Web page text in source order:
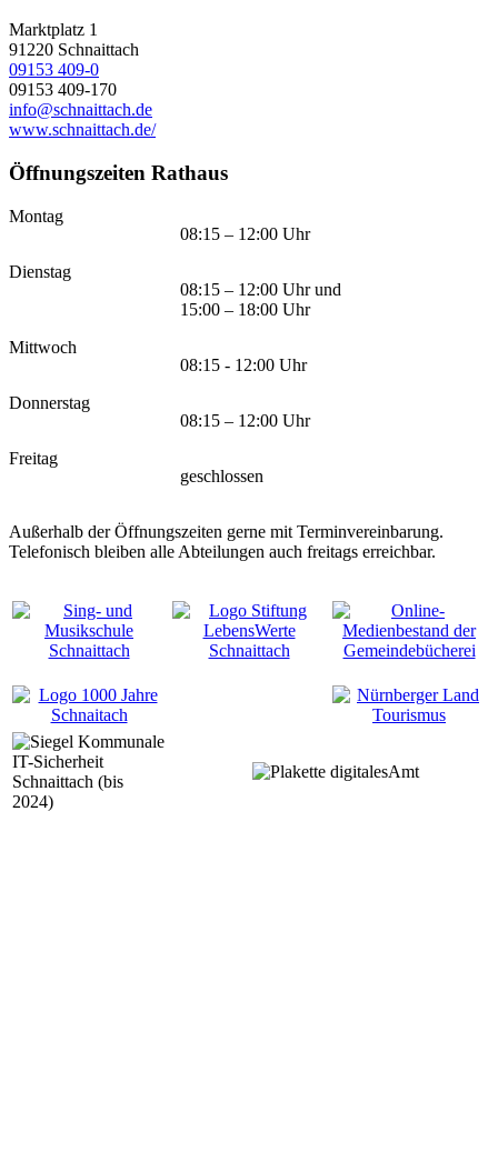
Marktplatz 1
91220 Schnaittach
09153 409-0
09153 409-170
info@schnaittach.de
www.schnaittach.de/
Öffnungszeiten Rathaus
Montag
08:15 – 12:00 Uhr
Dienstag
08:15 – 12:00 Uhr und
15:00 – 18:00 Uhr
Mittwoch
08:15 - 12:00 Uhr
Donnerstag
08:15 – 12:00 Uhr
Freitag
geschlossen
Außerhalb der Öffnungszeiten gerne mit Terminvereinbarung.
Telefonisch bleiben alle Abteilungen auch freitags erreichbar.